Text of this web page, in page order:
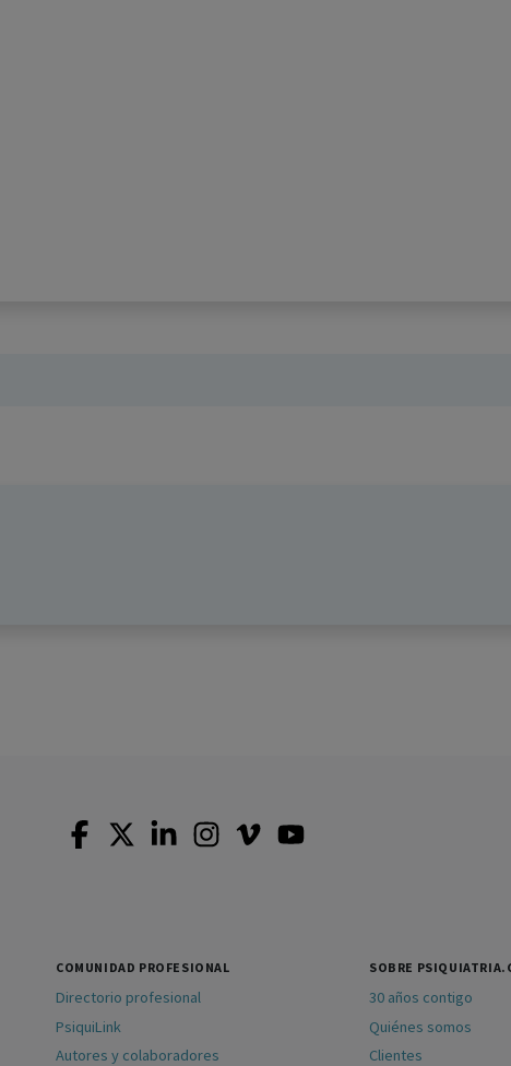
COMUNIDAD PROFESIONAL
Directorio profesional
PsiquiLink
Autores y colaboradores
SOBRE
30 años contigo
Quiénes somos
Clientes